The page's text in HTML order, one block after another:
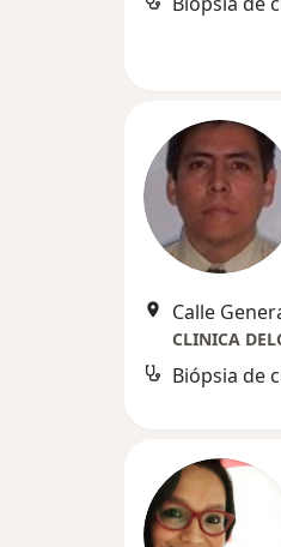
Calle
CLINICA
Biópsia de